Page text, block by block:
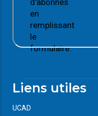
d'abonnés
en
remplissant
le
formulaire.
Liens utiles
UCAD